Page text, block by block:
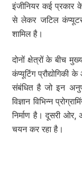
इंजीनियर कई प्रकार
से लेकर जटिल
शामिल है।
दोनों क्षेत्रों के बीच
कंप्यूटिंग प्रौद्योगिकी
संबंधित है जो इन
विज्ञान विभिन्न
निर्माण है। दूसरी ओर,
चयन कर रहा है।